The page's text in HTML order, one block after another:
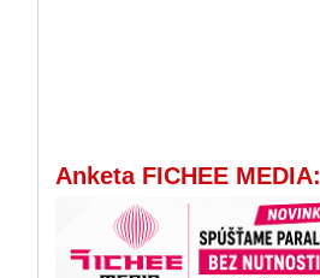
Anketa FICHEE MEDIA: